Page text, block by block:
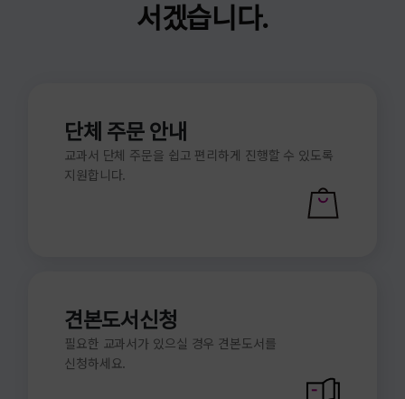
서겠습니다.
단체 주문 안내
교과서 단체 주문을 쉽고 편리하게 진행할 수 있도록
지원합니다.
견본도서신청
필요한 교과서가 있으실 경우 견본도서를
신청하세요.